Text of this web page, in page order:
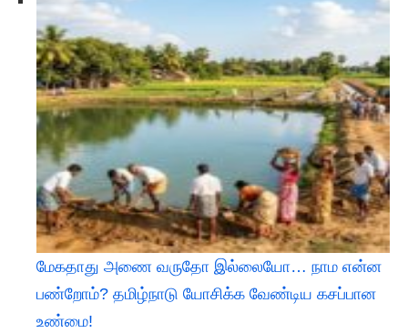
மேகதாது அணை வருதோ இல்லையோ… நாம என்ன
பண்றோம்? தமிழ்நாடு யோசிக்க வேண்டிய கசப்பான
உண்மை!